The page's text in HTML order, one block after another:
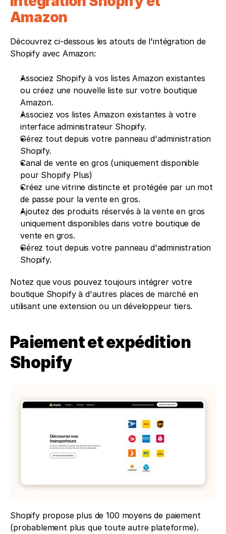
Amazon
Découvrez ci-dessous les atouts de l'intégration de
Shopify avec Amazon:
Associez Shopify à vos listes Amazon existantes
ou créez une nouvelle liste sur votre boutique
Amazon.
Associez vos listes Amazon existantes à votre
interface administrateur Shopify.
Gérez tout depuis votre panneau d'administration
Shopify.
Canal de vente en gros (uniquement disponible
pour Shopify Plus)
Créez une vitrine distincte et protégée par un mot
de passe pour la vente en gros.
Ajoutez des produits réservés à la vente en gros
uniquement disponibles dans votre boutique de
vente en gros.
Gérez tout depuis votre panneau d'administration
Shopify.
Notez que vous pouvez toujours intégrer votre
boutique Shopify à d'autres places de marché en
utilisant une extension ou un développeur tiers.
Paiement et expédition
Shopify
Shopify propose plus de 100 moyens de paiement
(probablement plus que toute autre plateforme).